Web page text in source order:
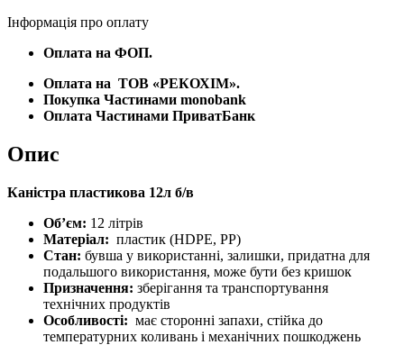
Інформація про оплату
Оплата на ФОП.
Оплата на ТОВ «РЕКОХІМ».
Покупка Частинами monobank
Оплата Частинами ПриватБанк
Опис
Каністра пластикова 12л б/в
Обʼєм: 12 літрів
Матеріал: пластик (HDPE, PP)
Стан: бувша у використанні, залишки, придатна для
подальшого використання, може бути без кришок
Призначення: зберігання та транспортування
технічних продуктів
Особливості: має сторонні запахи, стійка до
температурних коливань і механічних пошкоджень